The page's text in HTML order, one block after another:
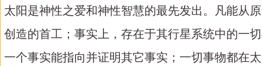
太阳是神性之爱和神性智慧的最先发出。凡能从
创造的首工；事实上，存在于其行星系统中的一
一个事实能指向并证明其它事实；一切事物都在